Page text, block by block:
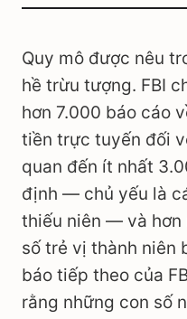
Quy mô được nêu
hề trừu tượng. FBI
hơn 7.000 báo cáo
tiền trực tuyến đối
quan đến ít nhất
định — chủ yếu là
thiếu niên — và
số trẻ vị thành niên
báo tiếp theo của
rằng những con số